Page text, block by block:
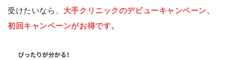
受けたいなら、 大手クリニックのデビューキャンペーン、
初回キャンペーンがお得です。